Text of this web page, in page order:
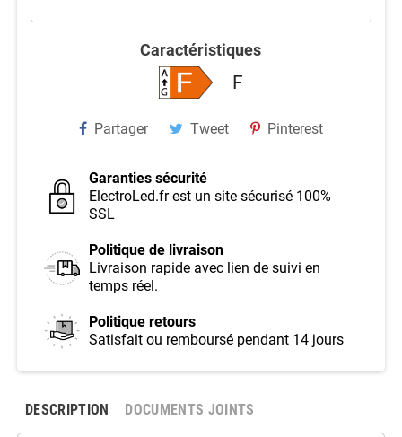
Caractéristiques
F
Partager Tweet Pinterest
Garanties sécurité
ElectroLed.fr est un site sécurisé 100%
SSL
Politique de livraison
Livraison rapide avec lien de suivi en
temps réel.
Politique retours
Satisfait ou remboursé pendant 14 jours
DESCRIPTION DOCUMENTS JOINTS